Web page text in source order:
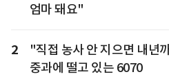
엄마 돼요"
2
"직접 농사 안 지으면 내년
중과에 떨고 있는 6070